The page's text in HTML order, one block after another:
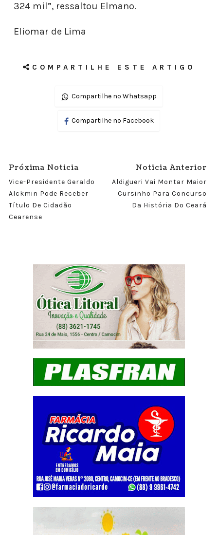
324 mil”, ressaltou Elmano.
Eliomar de Lima
COMPARTILHE ESTE ARTIGO
Compartilhe no Whatsapp
Compartilhe no Facebook
Próxima Noticia
Vice-Presidente Geraldo
Alckmin Pode Receber
Título De Cidadão
Cearense
Noticia Anterior
Aldigueri Vai Montar Maior
Cursinho Para Concurso
Da História Do Ceará